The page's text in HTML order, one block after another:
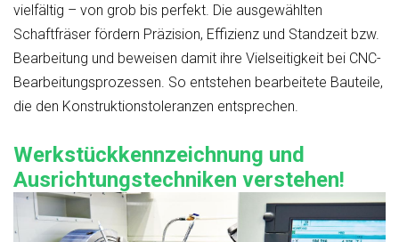
vielfältig – von grob bis perfekt. Die ausgewählten
Schaftfräser fördern Präzision, Effizienz und Standzeit bzw.
Bearbeitung und beweisen damit ihre Vielseitigkeit bei CNC-
Bearbeitungsprozessen. So entstehen bearbeitete Bauteile,
die den Konstruktionstoleranzen entsprechen.
Werkstückkennzeichnung und
Ausrichtungstechniken verstehen!